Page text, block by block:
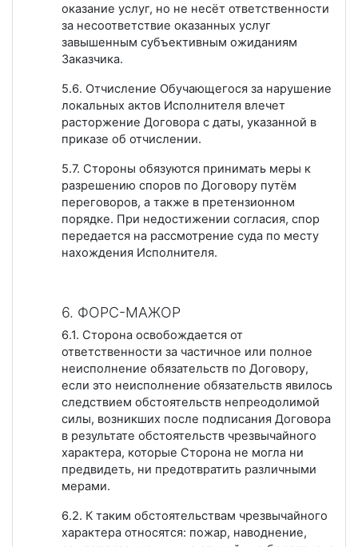
оказание услуг, но не несёт ответственности
за несоответствие оказанных услуг
завышенным субъективным ожиданиям
Заказчика.
5.6. Отчисление Обучающегося за нарушение
локальных актов Исполнителя влечет
расторжение Договора с даты, указанной в
приказе об отчислении.
5.7. Стороны обязуются принимать меры к
разрешению споров по Договору путём
переговоров, а также в претензионном
порядке. При недостижении согласия, спор
передается на рассмотрение суда по месту
нахождения Исполнителя.
6. ФОРС-МАЖОР
6.1. Сторона освобождается от
ответственности за частичное или полное
неисполнение обязательств по Договору,
если это неисполнение обязательств явилось
следствием обстоятельств непреодолимой
силы, возникших после подписания Договора
в результате обстоятельств чрезвычайного
характера, которые Сторона не могла ни
предвидеть, ни предотвратить различными
мерами.
6.2. К таким обстоятельствам чрезвычайного
характера относятся: пожар, наводнение,